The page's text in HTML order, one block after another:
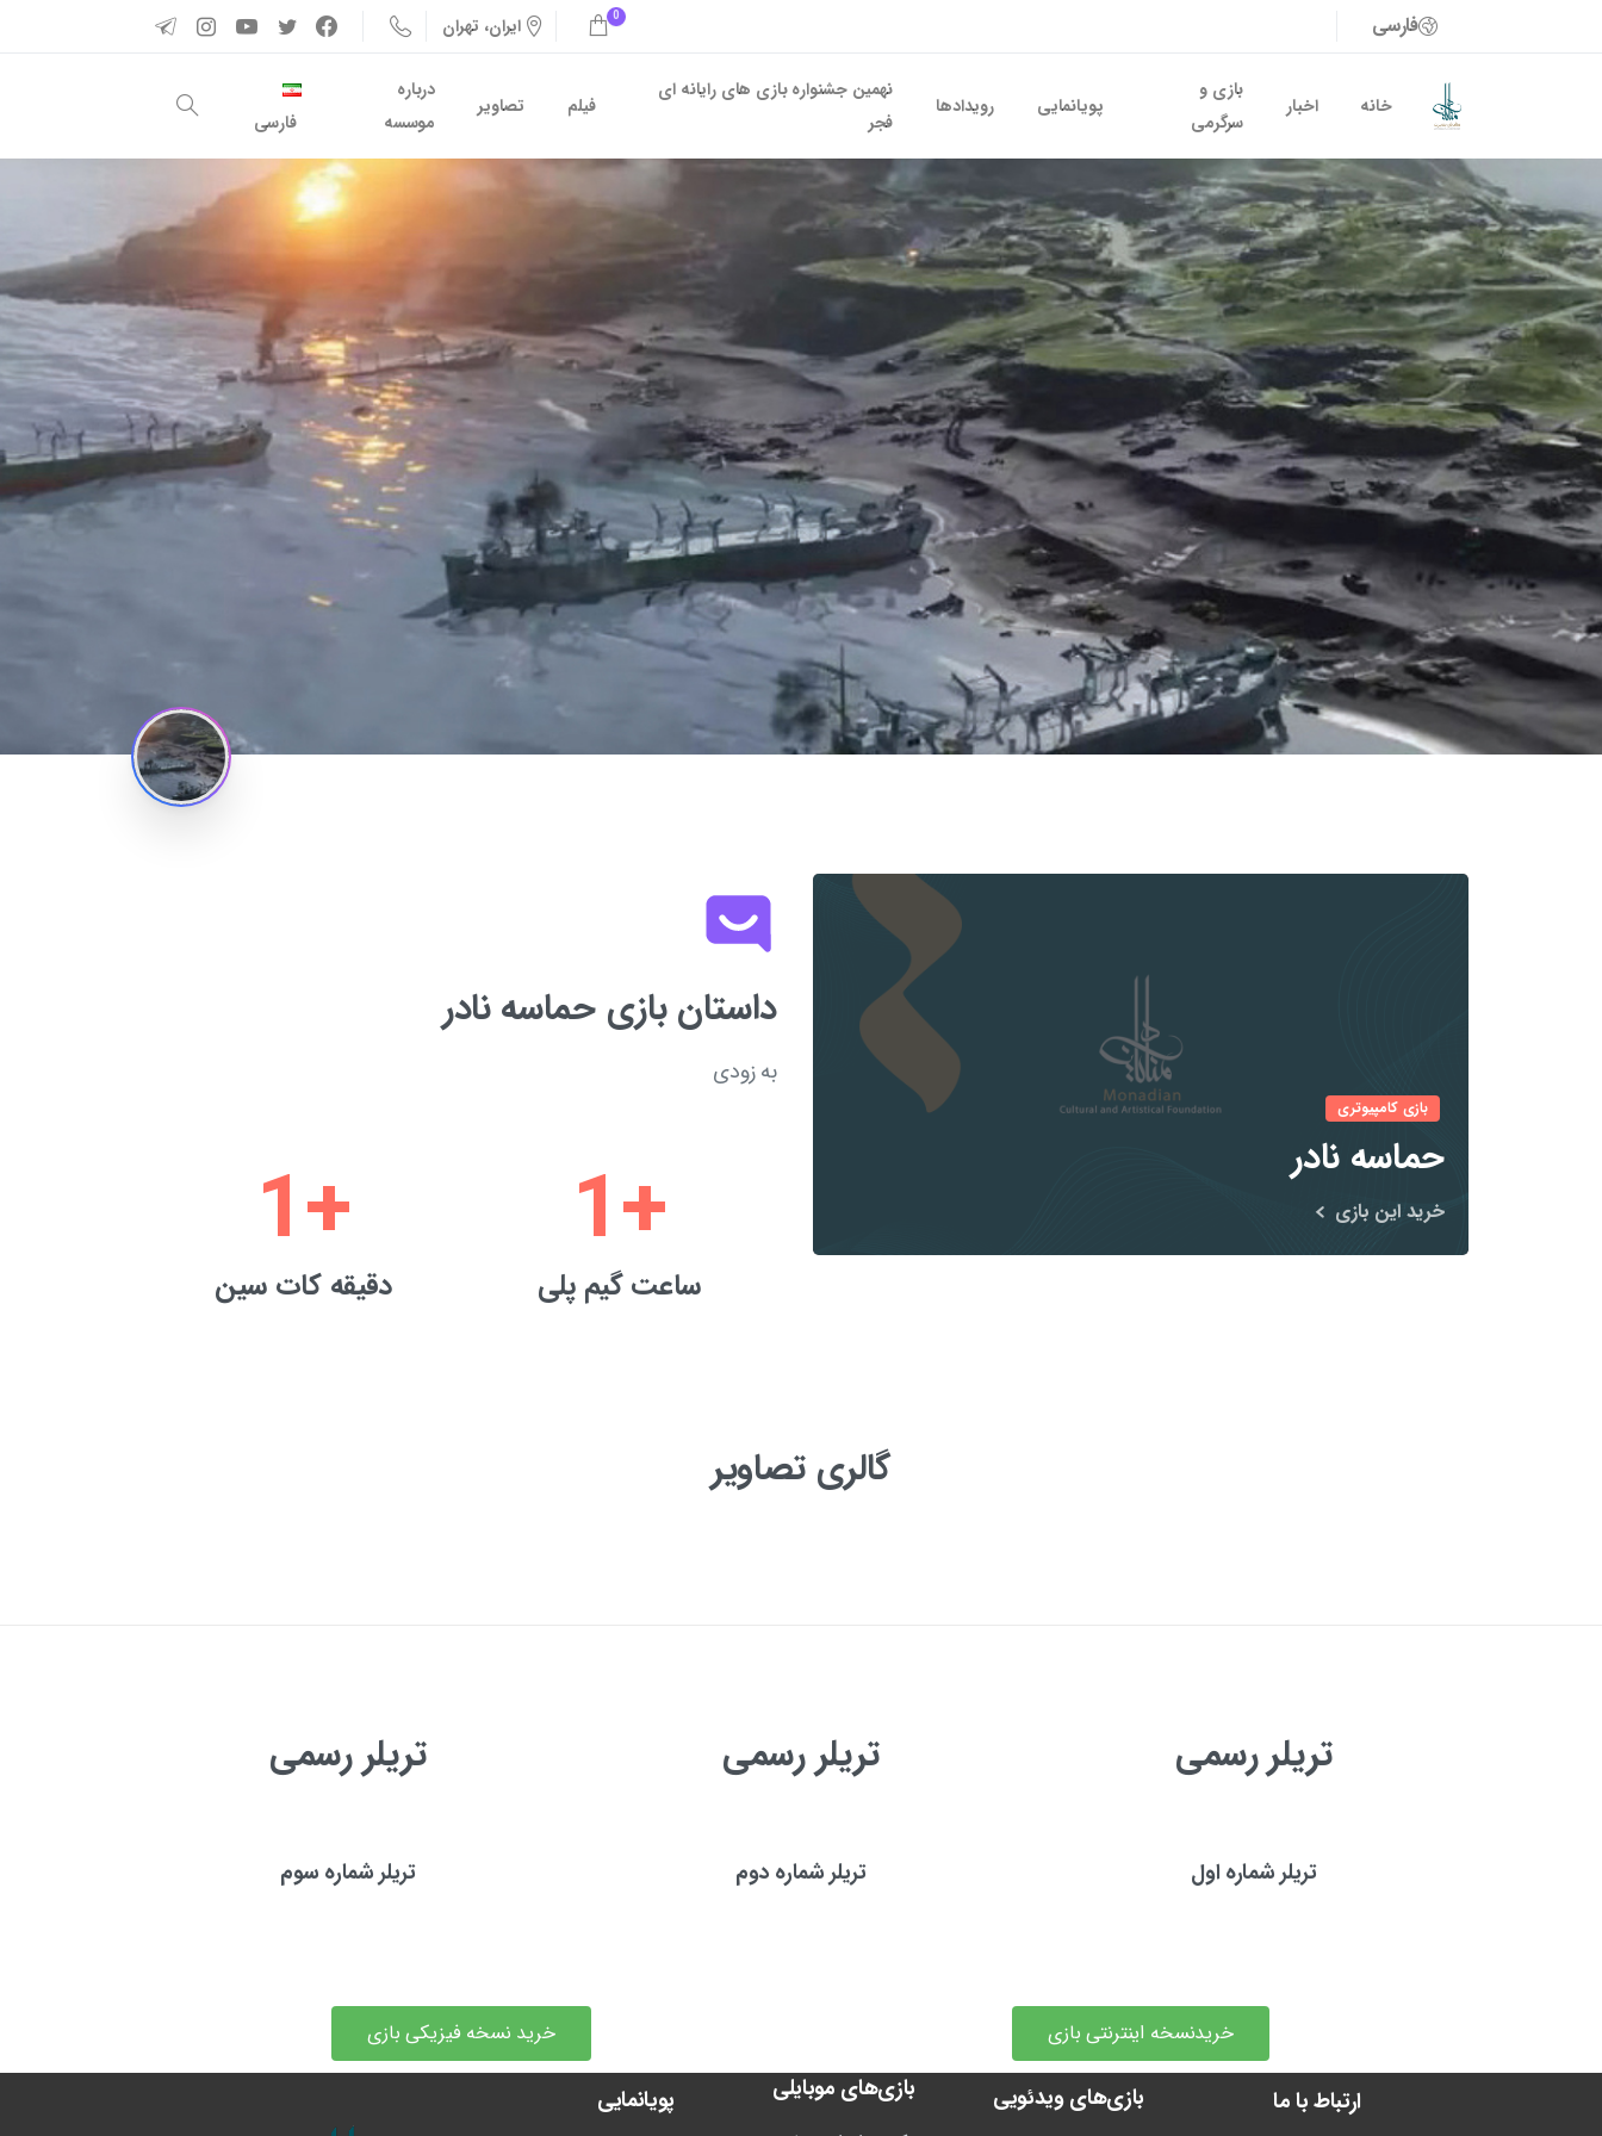
فارسی 0 ایران، تهران
خانه اخبار
بازی و
سرگرمی
پویانمایی رویدادها
نهمین جشنواره بازی های رایانه ای
فجر
فیلم تصاویر
درباره
موسسه
فارسی
بازی کامپیوتری
حماسه نادر
خرید این بازی
داستان بازی حماسه نادر
به زودی
+
1
ساعت گیم پلی
+
1
دقیقه کات سین
گالری تصاویر
تریلر رسمی
تریلر شماره اول
تریلر رسمی
تریلر شماره دوم
تریلر رسمی
تریلر شماره سوم
خریدنسخه اینترنتی بازی خرید نسخه فیزیکی بازی
ارتباط با ما بازی‌های ویدئویی بازی‌های موبایلی پویانمایی